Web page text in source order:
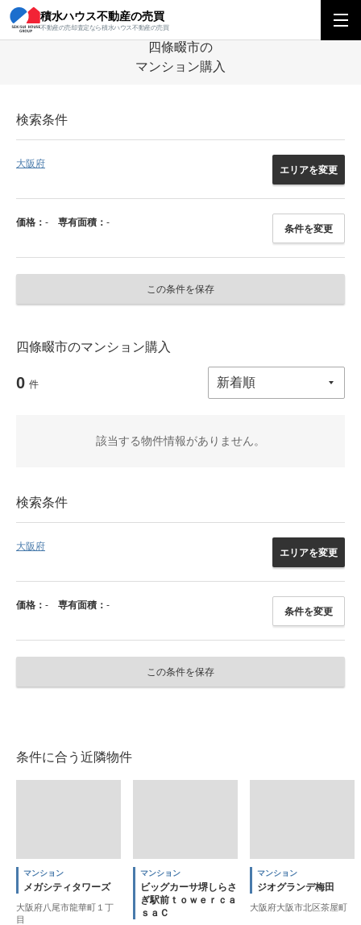
積水ハウス不動産の売買
不動産の売却査定なら積水ハウス不動産の売買
積水ハウス不動産の売買 関西エリア 四條畷市の
四條畷市の
マンション購入
検索条件
大阪府
エリアを変更
価格： - 専有面積： -
条件を変更
この条件を保存
四條畷市のマンション購入
0 件
該当する物件情報がありません。
検索条件
大阪府
エリアを変更
価格： - 専有面積： -
条件を変更
この条件を保存
条件に合う近隣物件
マンション
メガシティタワーズ
大阪府八尾市龍華町１丁
目
マンション
ビッグカーサ堺しらさ
ぎ駅前ｔｏｗｅｒｃａ
ｓａＣ
マンション
ジオグランデ梅田
大阪府大阪市北区茶屋町